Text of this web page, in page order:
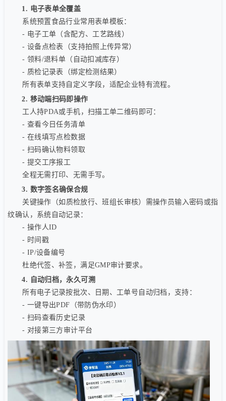
1. 电子表单全覆盖
系统预置食品行业常用表单模板：
- 电子工单（含配方、工艺路线）
- 设备点检表（支持拍照上传异常）
- 领料/退料单（自动扣减库存）
- 质检记录表（绑定检测结果）
所有表单支持自定义字段，适配企业特有流程。
2. 移动端扫码即操作
工人持PDA或手机，扫描工单二维码即可：
- 查看今日任务清单
- 在线填写点检数据
- 扫码确认物料领取
- 提交工序报工
全程无需打印、无需手写。
3. 数字签名确保合规
关键操作（如质检放行、班组长审核）需操作员输入密码或指
纹确认，系统自动记录：
- 操作人ID
- 时间戳
- IP/设备编号
杜绝代签、补签，满足GMP审计要求。
4. 自动归档，永久可溯
所有电子记录按批次、日期、工单号自动归档，支持：
- 一键导出PDF（带防伪水印）
- 扫码查看历史记录
- 对接第三方审计平台